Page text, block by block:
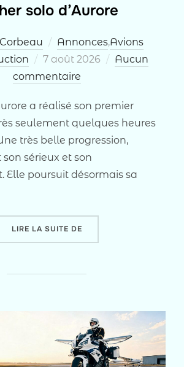
solo d’Aurore
Annonces,Avions
Publié
le
7 août 2026
Aucun
commentaire
a réalisé son premier
seulement quelques heures
très belle progression,
sérieux et son
Elle poursuit désormais sa
LIRE LA SUITE DE« LÂCHER SOLO